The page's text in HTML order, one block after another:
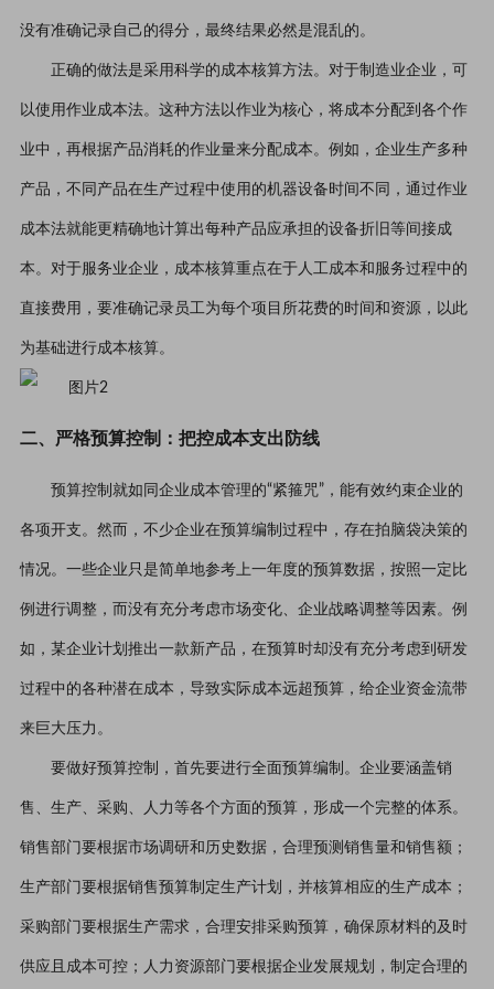
没有准确记录自己的得分，最终结果必然是混乱的。
正确的做法是采用科学的成本核算方法。对于制造业企业，可
以使用作业成本法。这种方法以作业为核心，将成本分配到各个作
业中，再根据产品消耗的作业量来分配成本。例如，企业生产多种
产品，不同产品在生产过程中使用的机器设备时间不同，通过作业
成本法就能更精确地计算出每种产品应承担的设备折旧等间接成
本。对于服务业企业，成本核算重点在于人工成本和服务过程中的
直接费用，要准确记录员工为每个项目所花费的时间和资源，以此
为基础进行成本核算。
二、严格预算控制：把控成本支出防线
预算控制就如同企业成本管理的“紧箍咒”，能有效约束企业的
各项开支。然而，不少企业在预算编制过程中，存在拍脑袋决策的
情况。一些企业只是简单地参考上一年度的预算数据，按照一定比
例进行调整，而没有充分考虑市场变化、企业战略调整等因素。例
如，某企业计划推出一款新产品，在预算时却没有充分考虑到研发
过程中的各种潜在成本，导致实际成本远超预算，给企业资金流带
来巨大压力。
要做好预算控制，首先要进行全面预算编制。企业要涵盖销
售、生产、采购、人力等各个方面的预算，形成一个完整的体系。
销售部门要根据市场调研和历史数据，合理预测销售量和销售额；
生产部门要根据销售预算制定生产计划，并核算相应的生产成本；
采购部门要根据生产需求，合理安排采购预算，确保原材料的及时
供应且成本可控；人力资源部门要根据企业发展规划，制定合理的